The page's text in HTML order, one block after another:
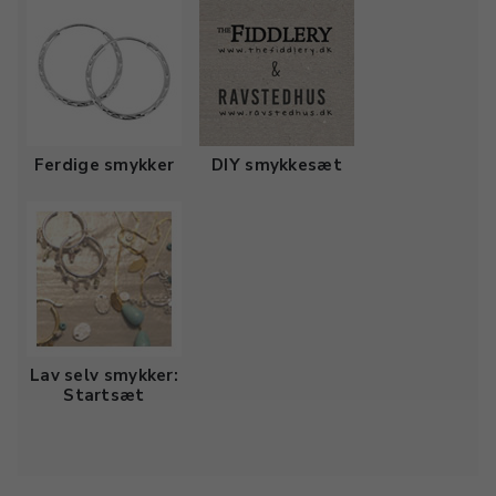
Ferdige smykker DIY smykkesæt
Lav selv smykker:
Startsæt